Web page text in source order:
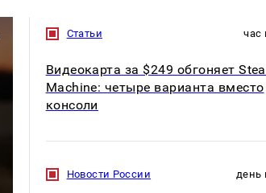
Статьи час
Видеокарта за $249 обгоняет
Machine: четыре варианта вместо
консоли
Новости России день